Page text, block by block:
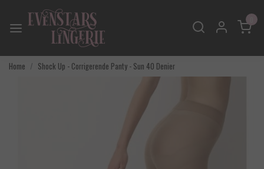
Home Shock Up - Corrigerende Panty - Sun 40 Denier